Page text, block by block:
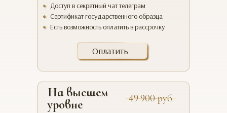
49 900 руб.
На высшем
уровне
Оплатить
Доступ в секретный чат телеграм
Сертификат государственного образца
Есть возможность оплатить в рассрочку